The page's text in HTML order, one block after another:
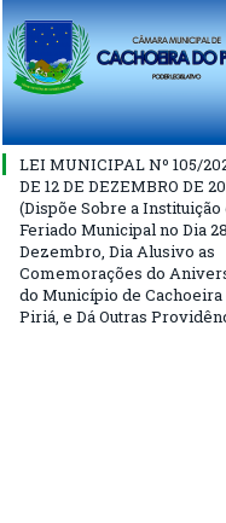
LEI MUNICIPAL Nº 105/
DE 12 DE DEZEMBRO DE
(Dispõe Sobre a Instituição
Feriado Municipal no Dia
Dezembro, Dia Alusivo as
Comemorações do
do Município de Cachoeira
Piriá, e Dá Outras